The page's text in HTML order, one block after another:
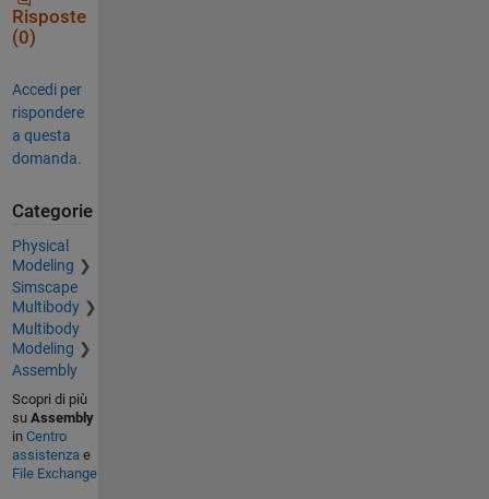
Risposte
(0)
Accedi per
rispondere
a questa
domanda.
Categorie
Physical
Modeling
Simscape
Multibody
Multibody
Modeling
Assembly
Scopri di più
su Assembly
in Centro
assistenzae
File Exchange